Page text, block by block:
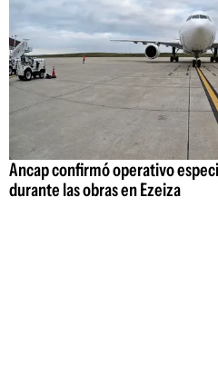
Ancap confirmó operativo
durante las obras en Ezeiza